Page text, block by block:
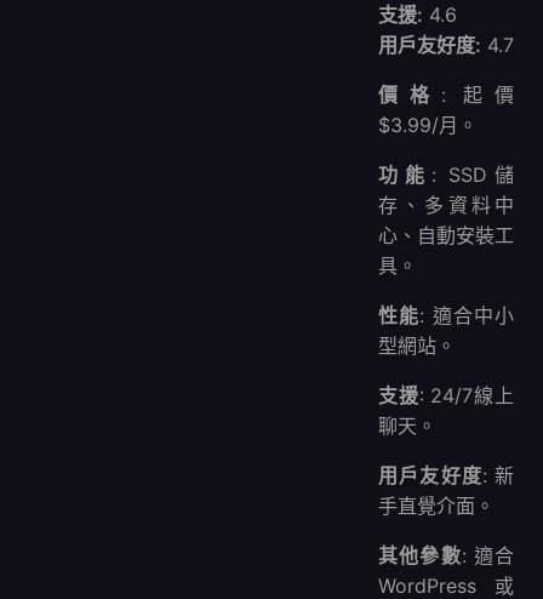
支援: 4.6
用戶友好度: 4.7
價格 : 起價
$3.99/月。
功能 : SSD儲
存、多資料中
心、自動安裝工
具。
性能: 適合中小
型網站。
支援: 24/7線上
聊天。
用戶友好度: 新
手直覺介面。
其他參數: 適合
WordPress或